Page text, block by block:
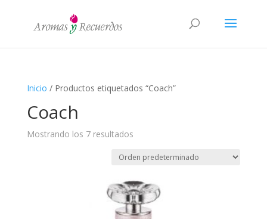
Inicio / Productos etiquetados “Coach”
Coach
Mostrando los 7 resultados